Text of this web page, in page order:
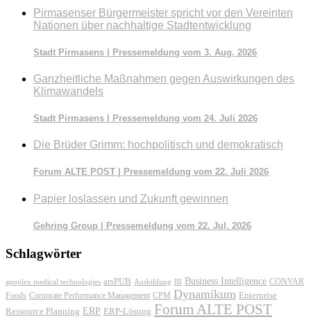
Pirmasenser Bürgermeister spricht vor den Vereinten
Nationen über nachhaltige Stadtentwicklung
Stadt Pirmasens | Pressemeldung vom 3. Aug. 2026
Ganzheitliche Maßnahmen gegen Auswirkungen des
Klimawandels
Stadt Pirmasens | Pressemeldung vom 24. Juli 2026
Die Brüder Grimm: hochpolitisch und demokratisch
Forum ALTE POST | Pressemeldung vom 22. Juli 2026
Papier loslassen und Zukunft gewinnen
Gehring Group | Pressemeldung vom 22. Jul. 2026
Schlagwörter
apoplex medical technologies arsPUB Ausbildung BI Business Intelligence CONVAR
Foods Corporate Performance Management CPM Dynamikum Enterprise
Ressource Planning ERP ERP-Lösung Forum ALTE POST